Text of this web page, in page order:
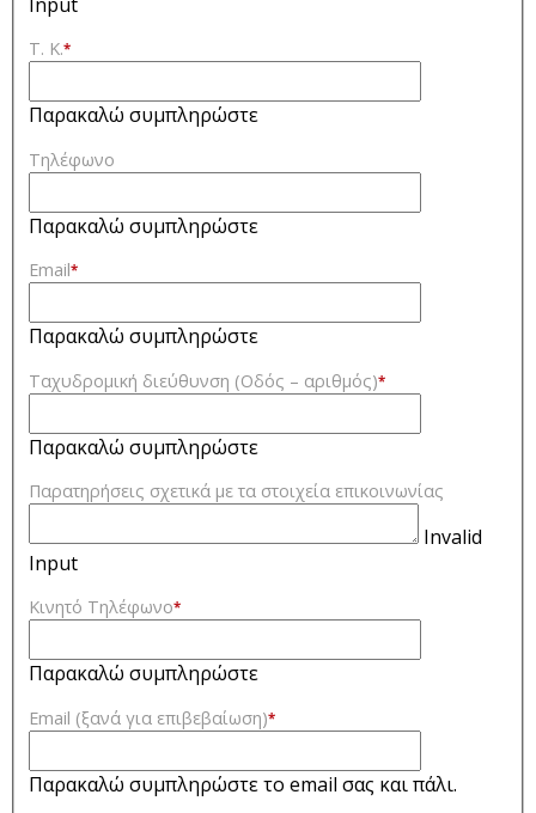
Τ. Κ.*
Παρακαλώ συμπληρώστε
Τηλέφωνο
Παρακαλώ συμπληρώστε
Email*
Παρακαλώ συμπληρώστε
Ταχυδρομική διεύθυνση (Οδός – αριθμός)*
Παρακαλώ συμπληρώστε
Παρατηρήσεις σχετικά με τα στοιχεία επικοινωνίας
Invalid
Input
Κινητό Τηλέφωνο*
Παρακαλώ συμπληρώστε
Email (ξανά για επιβεβαίωση)*
Παρακαλώ συμπληρώστε το email σας και πάλι.